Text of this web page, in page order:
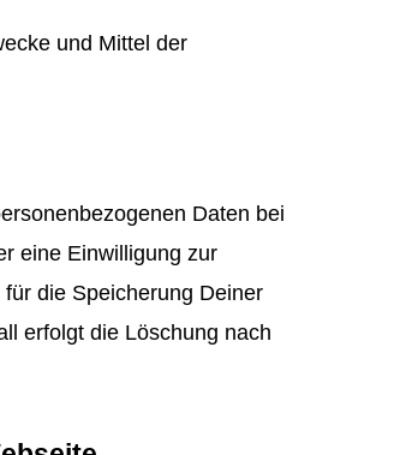
und Mittel der
Daten bei
eine Einwilligung zur
die Speicherung Deiner
erfolgt die Löschung nach